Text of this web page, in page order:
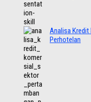
Analisa
Perhotelan